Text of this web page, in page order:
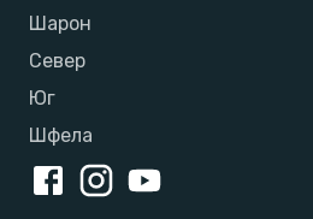
Шарон
Север
Юг
Шфела